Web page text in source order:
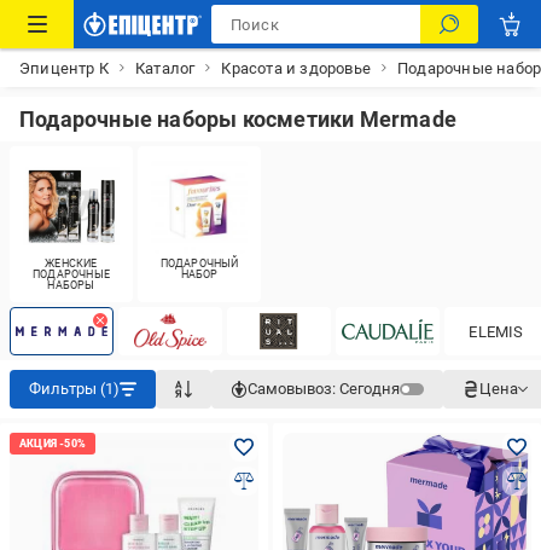
Эпицентр К Каталог Красота и здоровье Подарочные
Подарочные наборы косметики Mermade
ЖЕНСКИЕ
ПОДАРОЧНЫЕ
НАБОРЫ
ПОДАРОЧНЫЙ
НАБОР
ELEMIS
Фильтры (1) Самовывоз: Сегодня Цена